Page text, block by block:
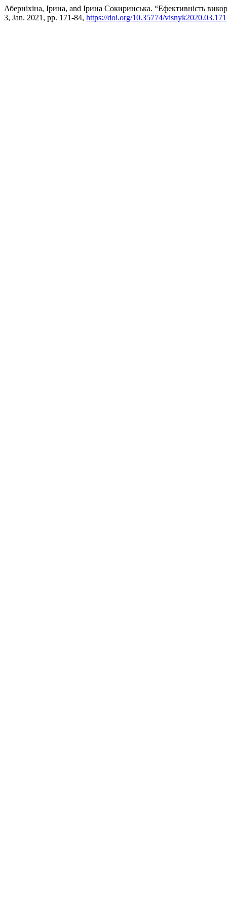
Аберніхіна, Ірина, and Ірина Сокиринська. “Ефективність
3, Jan. 2021, pp. 171-84, https://doi.org/10.35774/visnyk2020.03.171